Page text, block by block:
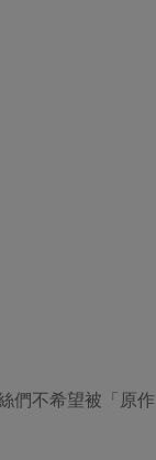
們不希望被「原作